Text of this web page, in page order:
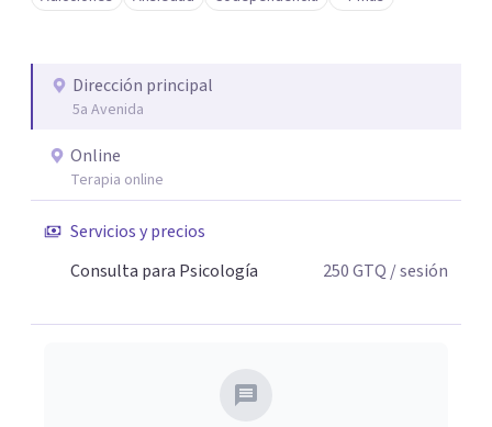
Dirección principal
5a Avenida
Online
Terapia online
Servicios y precios
Consulta para Psicología
250GTQ / sesión